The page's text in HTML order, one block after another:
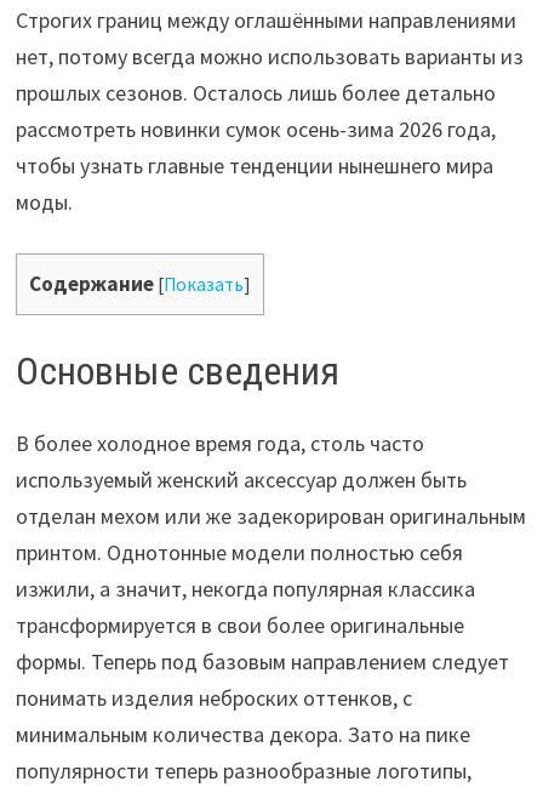
Строгих границ между оглашёнными направлениями
нет, потому всегда можно использовать варианты из
прошлых сезонов. Осталось лишь более детально
рассмотреть новинки сумок осень-зима 2026 года,
чтобы узнать главные тенденции нынешнего мира
моды.
Содержание [Показать]
Основные сведения
В более холодное время года, столь часто
используемый женский аксессуар должен быть
отделан мехом или же задекорирован оригинальным
принтом. Однотонные модели полностью себя
изжили, а значит, некогда популярная классика
трансформируется в свои более оригинальные
формы. Теперь под базовым направлением следует
понимать изделия неброских оттенков, с
минимальным количества декора. Зато на пике
популярности теперь разнообразные логотипы,